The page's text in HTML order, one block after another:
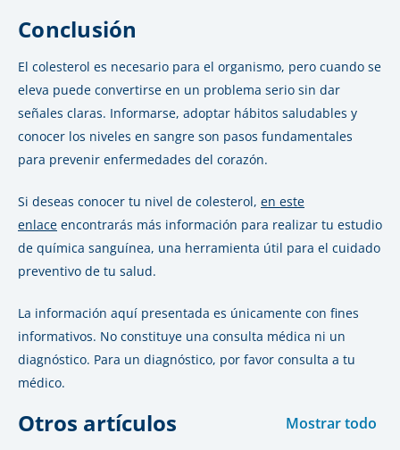
Conclusión
El colesterol es necesario para el organismo, pero cuando se
eleva puede convertirse en un problema serio sin dar
señales claras. Informarse, adoptar hábitos saludables y
conocer los niveles en sangre son pasos fundamentales
para prevenir enfermedades del corazón.
Si deseas conocer tu nivel de colesterol, en este
enlace encontrarás más información para realizar tu estudio
de química sanguínea, una herramienta útil para el cuidado
preventivo de tu salud.
La información aquí presentada es únicamente con fines
informativos. No constituye una consulta médica ni un
diagnóstico. Para un diagnóstico, por favor consulta a tu
médico.
Otros artículos Mostrar todo